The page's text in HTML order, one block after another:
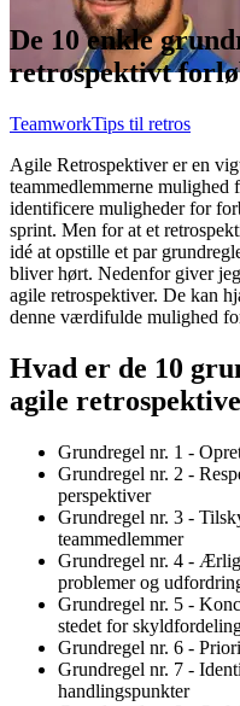
De 10 enkle
retrospektivt
TeamworkTips til retros
Agile Retrospektiver er en
teammedlemmerne mulighed
identificere muligheder for
sprint. Men for at et
idé at opstille et par
bliver hørt. Nedenfor giver
agile retrospektiver. De kan
denne værdifulde mulighed
Hvad er de 10
agile
Grundregel nr. 1 -
Grundregel nr. 2 -
perspektiver
Grundregel nr. 3 -
teammedlemmer
Grundregel nr. 4 -
problemer og
Grundregel nr. 5 -
stedet for
Grundregel nr. 6 -
Grundregel nr. 7 -
handlingspunkter